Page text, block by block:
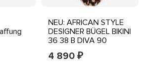
NEU: AFRICAN STYLE
DESIGNER BÜGEL BIKINI
36 38 B DIVA 90
schoko print *058808
4 890 ₽